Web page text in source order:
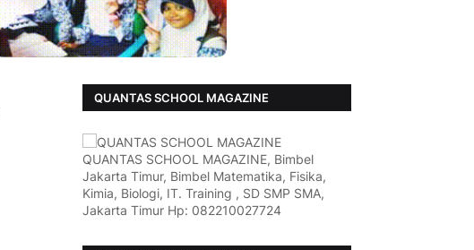
QUANTAS SCHOOL MAGAZINE
QUANTAS SCHOOL MAGAZINE, Bimbel
Jakarta Timur, Bimbel Matematika, Fisika,
Kimia, Biologi, IT. Training , SD SMP SMA,
Jakarta Timur Hp: 082210027724